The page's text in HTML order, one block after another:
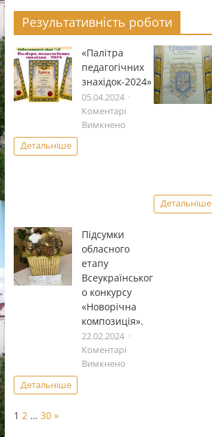
Результативність роботи
«Палітра
педагогічних
знахідок-2024»
05.04.2024
Коментарі
Вимкненодо
Детальніше
Детальніше
Підсумки
обласного
етапу
Всеукраїнськог
о конкурсу
«Новорічна
композиція».
22.02.2024
Коментарі
Вимкненодо
Детальніше
Page:
1 2 … 30 Next
»